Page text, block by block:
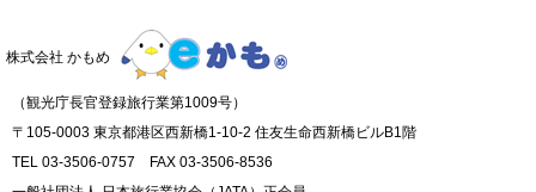
株式会社 かもめ
（観光庁長官登録旅行業第1009号）
〒105-0003 東京都港区西新橋1-10-2 住友生命西新橋ビルB1階
TEL 03-3506-0757 FAX 03-3506-8536